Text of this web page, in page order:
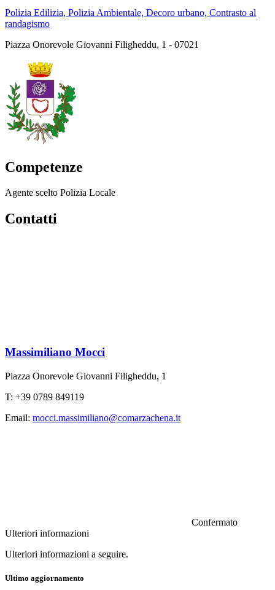
Polizia Edilizia, Polizia Ambientale, Decoro urbano, Contrasto al
randagismo
Piazza Onorevole Giovanni Filigheddu, 1 - 07021
Competenze
Agente scelto Polizia Locale
Contatti
Massimiliano Mocci
Piazza Onorevole Giovanni Filigheddu, 1
T: +39 0789 849119
Email: mocci.massimiliano@comarzachena.it
Confermato
Ulteriori informazioni
Ulteriori informazioni a seguire.
Ultimo aggiornamento